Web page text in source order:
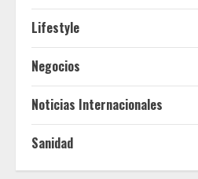
Lifestyle
Negocios
Noticias Internacionales
Sanidad